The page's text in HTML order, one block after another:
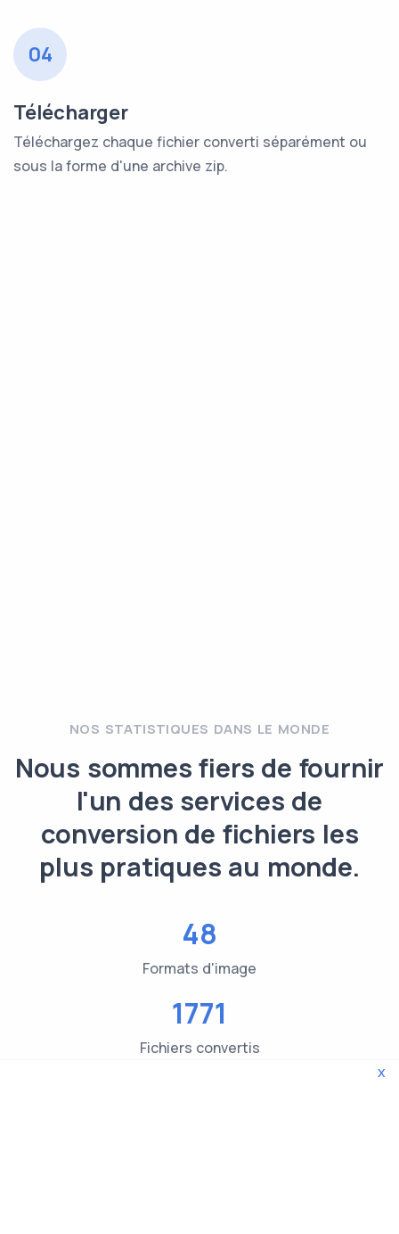
04
Télécharger
Téléchargez chaque fichier converti séparément ou
sous la forme d'une archive zip.
NOS STATISTIQUES DANS LE MONDE
Nous sommes fiers de fournir
l'un des services de
conversion de fichiers les
plus pratiques au monde.
48
Formats d'image
1771
Fichiers convertis
x